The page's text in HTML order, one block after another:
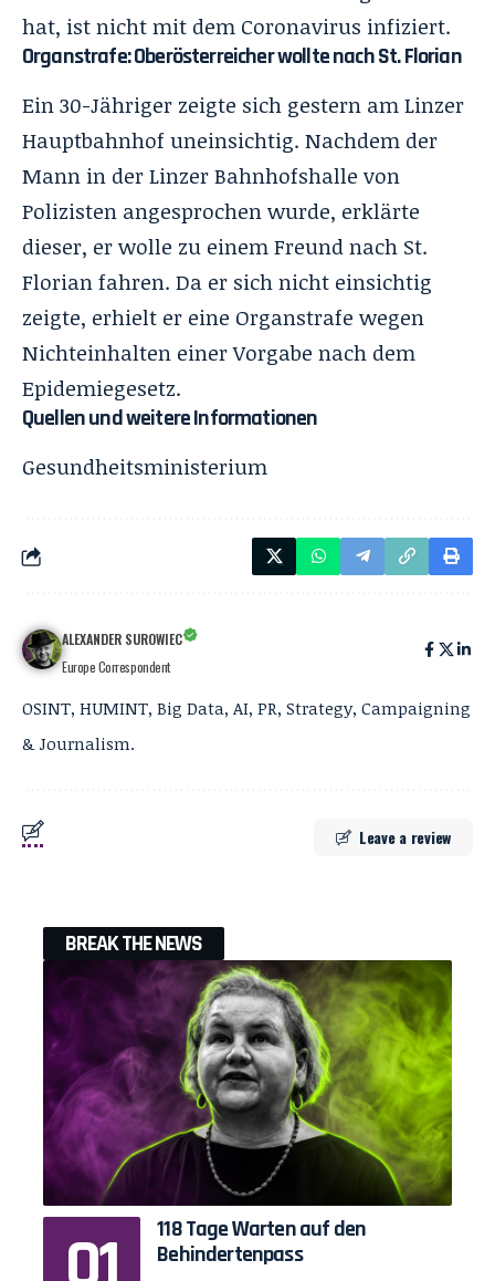
hat, ist nicht mit dem Coronavirus infiziert.
Organstrafe: Oberösterreicher wollte nach St. Florian
Ein 30-Jähriger zeigte sich gestern am Linzer
Hauptbahnhof uneinsichtig. Nachdem der
Mann in der Linzer Bahnhofshalle von
Polizisten angesprochen wurde, erklärte
dieser, er wolle zu einem Freund nach St.
Florian fahren. Da er sich nicht einsichtig
zeigte, erhielt er eine Organstrafe wegen
Nichteinhalten einer Vorgabe nach dem
Epidemiegesetz.
Quellen und weitere Informationen
Gesundheitsministerium
ALEXANDER SUROWIEC
Europe Correspondent
OSINT, HUMINT, Big Data, AI, PR, Strategy, Campaigning
& Journalism.
Leave a review
BREAK THE NEWS
118 Tage Warten auf den
Behindertenpass